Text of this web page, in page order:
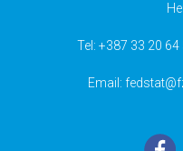
Tel: +387 33 20 64
Email: